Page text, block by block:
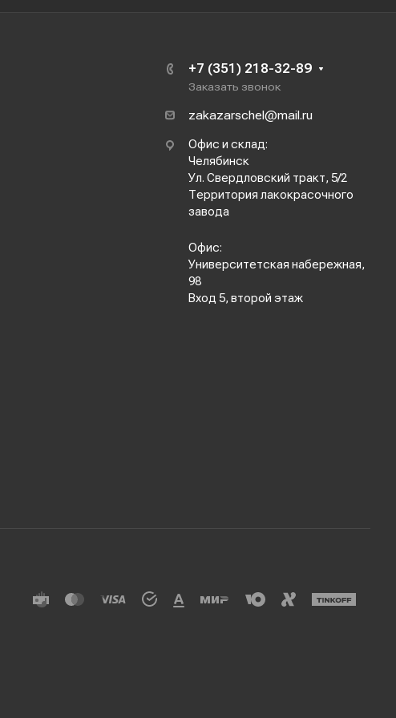
+7 (351) 218-32-89
Заказать звонок
zakazarschel@mail.ru
Офис и склад:
Челябинск
Ул. Свердловский тракт, 5/2
Территория лакокрасочного
завода
Офис:
Университетская набережная,
98
Вход 5, второй этаж